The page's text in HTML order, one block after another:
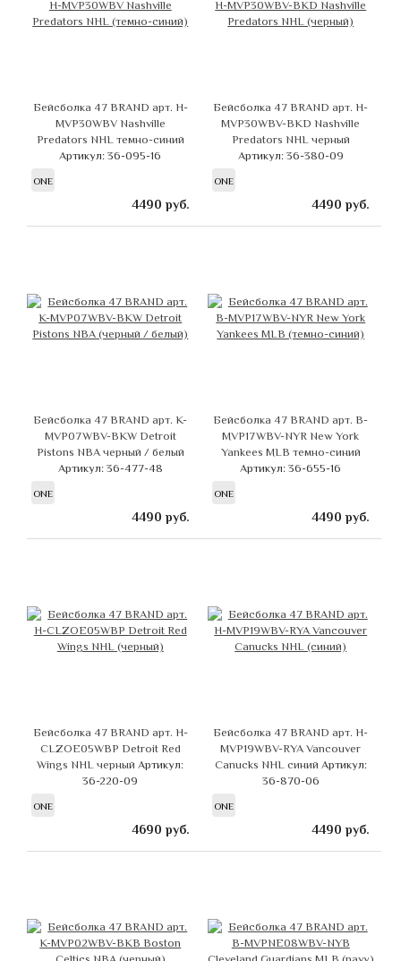
Бейсболка 47 BRAND арт. H-
MVP30WBV Nashville
Predators NHL темно-синий
Артикул: 36-095-16
ONE
4490 руб.
Бейсболка 47 BRAND арт. H-
MVP30WBV-BKD Nashville
Predators NHL черный
Артикул: 36-380-09
ONE
4490 руб.
Бейсболка 47 BRAND арт. K-
MVP07WBV-BKW Detroit
Pistons NBA черный / белый
Артикул: 36-477-48
ONE
4490 руб.
Бейсболка 47 BRAND арт. B-
MVP17WBV-NYR New York
Yankees MLB темно-синий
Артикул: 36-655-16
ONE
4490 руб.
Бейсболка 47 BRAND арт. H-
CLZOE05WBP Detroit Red
Wings NHL черныйАртикул:
36-220-09
ONE
4690 руб.
Бейсболка 47 BRAND арт. H-
MVP19WBV-RYA Vancouver
Canucks NHL синий Артикул:
36-870-06
ONE
4490 руб.